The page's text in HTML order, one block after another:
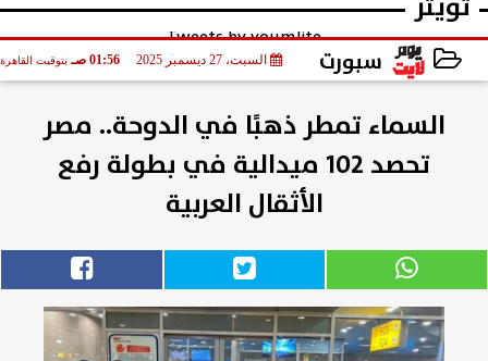
Tweets by youmlite
سبورت السبت، 27 ديسمبر 2025 01:56 صـ بتوقيت القاهرة
السماء تمطر ذهبًا في الدوحة.. مصر
تحصد 102 ميدالية في بطولة رفع
الأثقال العربية